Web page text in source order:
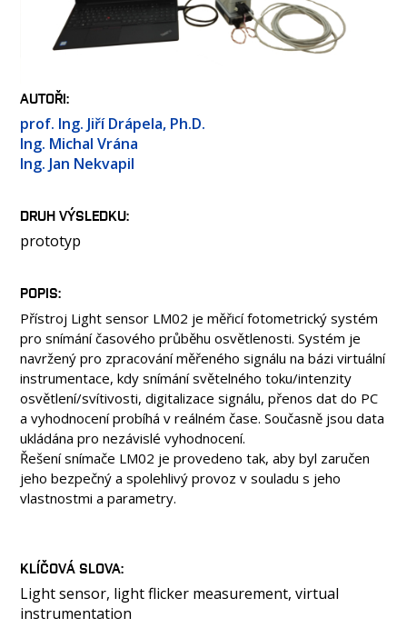
OSOBY
LABORATOŘE
KONFERENCE A SOUTĚŽE
KONTAKT
AUTOŘI
prof. Ing. Jiří Drápela, Ph.D.
Ing. Michal Vrána
Ing. Jan Nekvapil
DRUH VÝSLEDKU
prototyp
POPIS
Přístroj Light sensor LM02 je měřicí fotometrický systém
pro snímání časového průběhu osvětlenosti. Systém je
navržený pro zpracování měřeného signálu na bázi virtuální
instrumentace, kdy snímání světelného toku/intenzity
osvětlení/svítivosti, digitalizace signálu, přenos dat do PC
a vyhodnocení probíhá v reálném čase. Současně jsou data
ukládána pro nezávislé vyhodnocení.
Řešení snímače LM02 je provedeno tak, aby byl zaručen
jeho bezpečný a spolehlivý provoz v souladu s jeho
vlastnostmi a parametry.
KLÍČOVÁ SLOVA
Light sensor, light flicker measurement, virtual
instrumentation